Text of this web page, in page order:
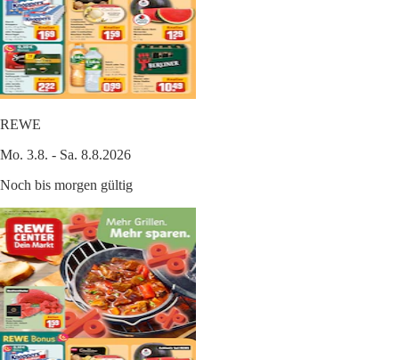
REWE
Mo. 3.8. - Sa. 8.8.2026
Noch bis morgen gültig